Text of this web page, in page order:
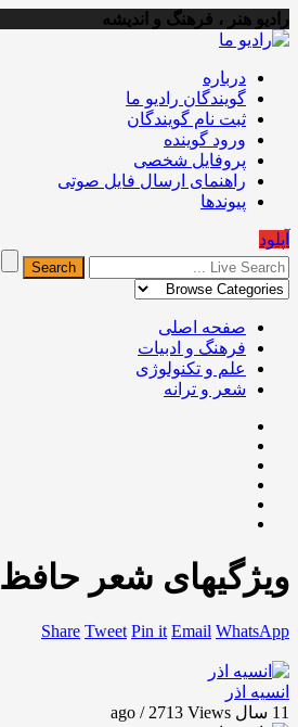
رادیو هنر ، فرهنگ و اندیشه
درباره
گویندگان رادیو ما
ثبت نام گویندگان
ورود گوینده
پروفایل شخصی
راهنمای ارسال فایل صوتی
پیوندها
آپلود
صفحه اصلی
فرهنگ و ادبیات
علم و تکنولوژی
شعر و ترانه
ویژگیهای شعر حافظ
Share Tweet Pin it Email WhatsApp
انسیه اذر
11 سال ago / 2713
Views